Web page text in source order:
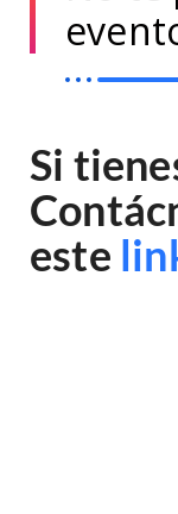
Si
este